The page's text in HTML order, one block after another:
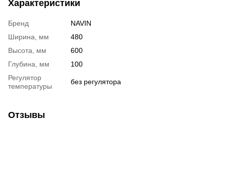
Характеристики
Бренд
NAVIN
Ширина, мм
480
Высота, мм
600
Глубина, мм
100
Регулятор
температуры
без регулятора
Отзывы